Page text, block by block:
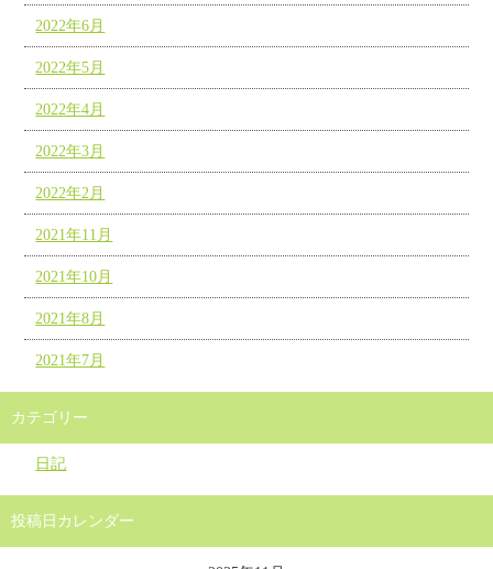
2022年6月
2022年5月
2022年4月
2022年3月
2022年2月
2021年11月
2021年10月
2021年8月
2021年7月
カテゴリー
日記
投稿日カレンダー